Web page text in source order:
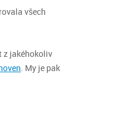
všech
z jakéhokoliv
. My je pak